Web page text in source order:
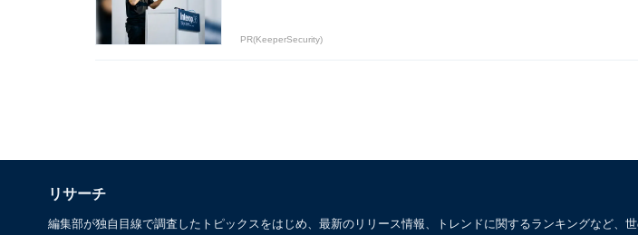
PR(KeeperSecurity)
リサーチ
編集部が独自目線で調査したトピックスをはじめ、最新のリリース情報、トレンドに関するランキングなど、